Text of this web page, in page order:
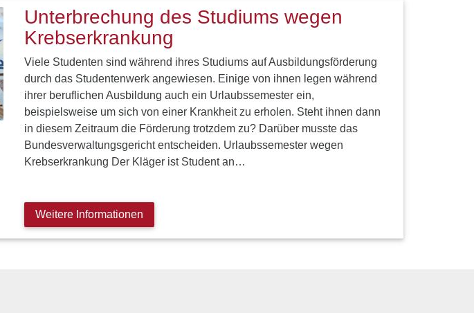
Unterbrechung des Studiums wegen
Krebserkrankung
Viele Studenten sind während ihres Studiums auf Ausbildungsförderung
durch das Studentenwerk angewiesen. Einige von ihnen legen während
ihrer beruflichen Ausbildung auch ein Urlaubssemester ein,
beispielsweise um sich von einer Krankheit zu erholen. Steht ihnen dann
in diesem Zeitraum die Förderung trotzdem zu? Darüber musste das
Bundesverwaltungsgericht entscheiden. Urlaubssemester wegen
Krebserkrankung Der Kläger ist Student an…
Weitere Informationen